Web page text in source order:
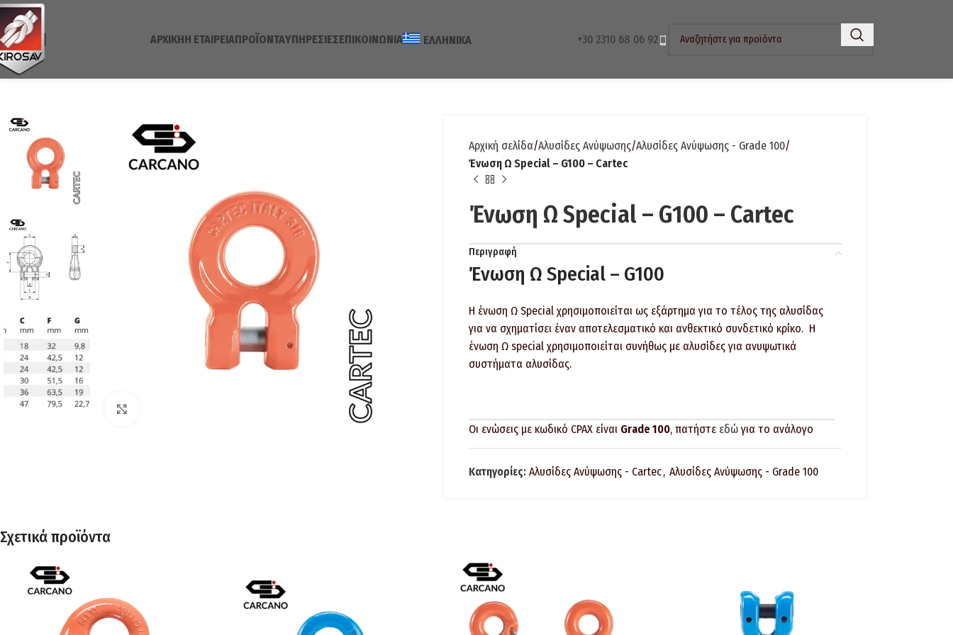
ΑΡΧΙΚΉH ΕΤΑΙΡΕΊΑΠΡΟΪΌΝΤΑΥΠΗΡΕΣΊΕΣΕΠΙΚΟΙΝΩΝΊΑ ΕΛΛΗΝΙΚΆ +30 2310 68 06 92
Αρχική σελίδα Αλυσίδες Ανύψωσης Αλυσίδες Ανύψωσης - Grade 100
Ένωση Ω Special – G100 – Cartec
Ένωση Ω Special – G100 – Cartec
Περιγραφή
Ένωση Ω Special – G100
Η ένωση Ω Special χρησιμοποιείται ως εξάρτημα για το τέλος της αλυσίδας
για να σχηματίσει έναν αποτελεσματικό και ανθεκτικό συνδετικό κρίκο. Η
ένωση Ω special χρησιμοποιείται συνήθως με αλυσίδες για ανυψωτικά
συστήματα αλυσίδας.
Οι ενώσεις με κωδικό CPAX είναι Grade 100, πατήστε εδώγια το ανάλογο
προϊόν σεGrade 80.
όσο αναφορά τις διαστάσεις και την ανυψωτική τους ικανότητα.
Πριν από κάθε χρήση, βεβαιωθείτε ότι το ανυψωτικό εξάρτημα δεν φέρει
ελαττώματα λόγο φθοράς, διάβρωσης, ρωγμών, ή φανερών παραμορφώσεων,
Κατηγορίες: Αλυσίδες Ανύψωσης - Cartec, Αλυσίδες Ανύψωσης - Grade 100
Σχετικά προϊόντα